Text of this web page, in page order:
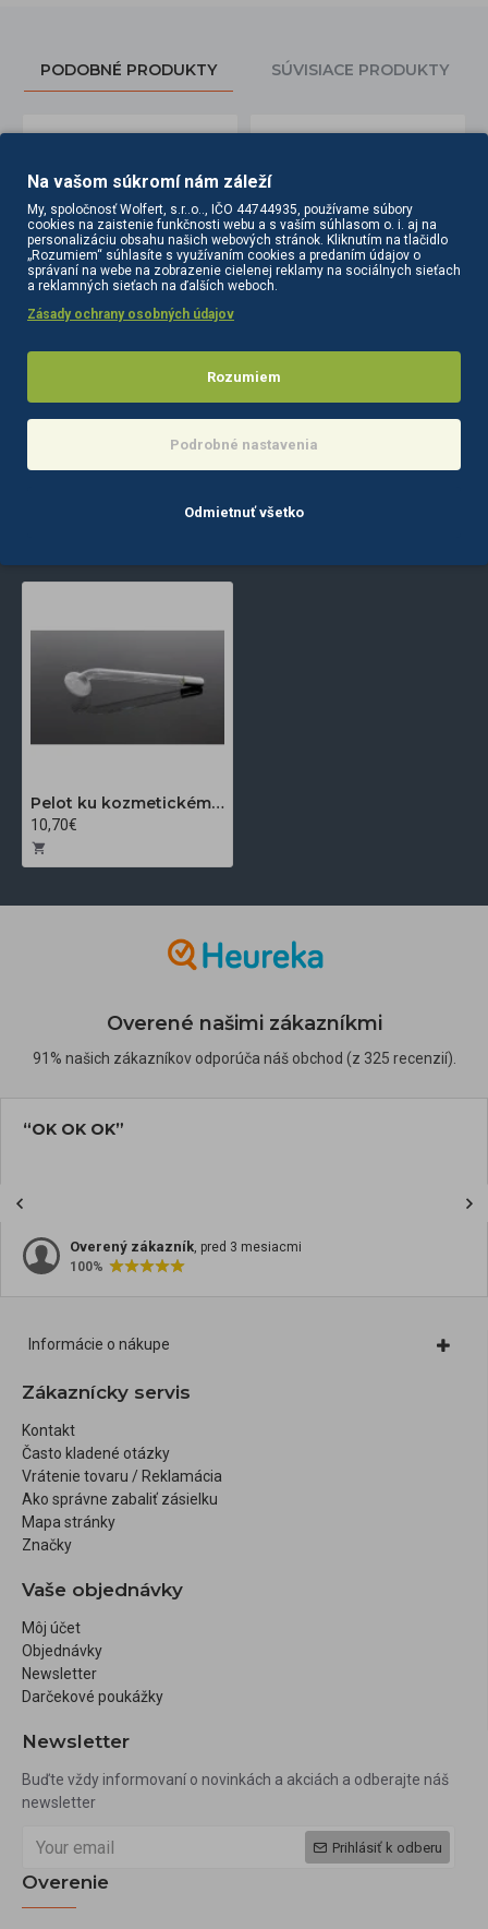
PODOBNÉ PRODUKTY SÚVISIACE PRODUKTY
Do košíka
18,60€
Info
NAJČASTEJŠIE
Pelot ku kozmetickému ozonizéru - hríbik
10,70€
Overené našimi zákazníkmi
91% našich zákazníkov odporúča náš obchod (z 325 recenzií).
“OK OK OK”
Overený zákazník, pred 3 mesiacmi
100%
Informácie o nákupe
Zákaznícky servis
Kontakt
Často kladené otázky
Vrátenie tovaru / Reklamácia
Ako správne zabaliť zásielku
Mapa stránky
Značky
Vaše objednávky
Môj účet
Objednávky
Newsletter
Darčekové poukážky
Newsletter
Buďte vždy informovaní o novinkách a akciách a odberajte náš
newsletter
Prihlásiť k odberu
Overenie
Na vašom súkromí nám záleží
My, spoločnosť Wolfert, s.r..o.., IČO 44744935, používame súbory
cookies na zaistenie funkčnosti webu a s vaším súhlasom o. i. aj na
personalizáciu obsahu našich webových stránok. Kliknutím na tlačidlo
„Rozumiem“ súhlasíte s využívaním cookies a predaním údajov o
správaní na webe na zobrazenie cielenej reklamy na sociálnych sieťach
a reklamných sieťach na ďalších weboch.
Zásady ochrany osobných údajov
Rozumiem
Podrobné nastavenia
Odmietnuť všetko